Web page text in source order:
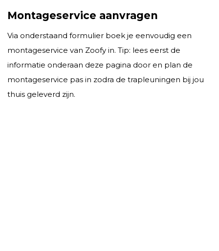
Montageservice aanvragen
Via onderstaand formulier boek je eenvoudig een
montageservice van Zoofy in. Tip: lees eerst de
informatie onderaan deze pagina door en plan de
montageservice pas in zodra de trapleuningen bij jou
thuis geleverd zijn.